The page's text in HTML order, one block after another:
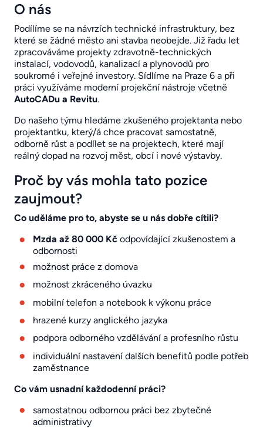
O nás
Podílíme se na návrzích technické infrastruktury, bez
které se žádné město ani stavba neobejde. Již řadu let
zpracováváme projekty zdravotně-technických
instalací, vodovodů, kanalizací a plynovodů pro
soukromé i veřejné investory. Sídlíme na Praze 6 a při
práci využíváme moderní projekční nástroje včetně
AutoCADu a Revitu.
Do našeho týmu hledáme zkušeného projektanta nebo
projektantku, který/á chce pracovat samostatně,
odborně růst a podílet se na projektech, které mají
reálný dopad na rozvoj měst, obcí i nové výstavby.
Proč by vás mohla tato pozice
zaujmout?
Co uděláme pro to, abyste se u nás dobře cítili?
Mzda až 80 000 Kč odpovídající zkušenostem a
odbornosti
možnost práce z domova
možnost zkráceného úvazku
mobilní telefon a notebook k výkonu práce
hrazené kurzy anglického jazyka
podpora odborného vzdělávání a profesního růstu
individuální nastavení dalších benefitů podle potřeb
zaměstnance
Co vám usnadní každodenní práci?
samostatnou odbornou práci bez zbytečné
administrativy